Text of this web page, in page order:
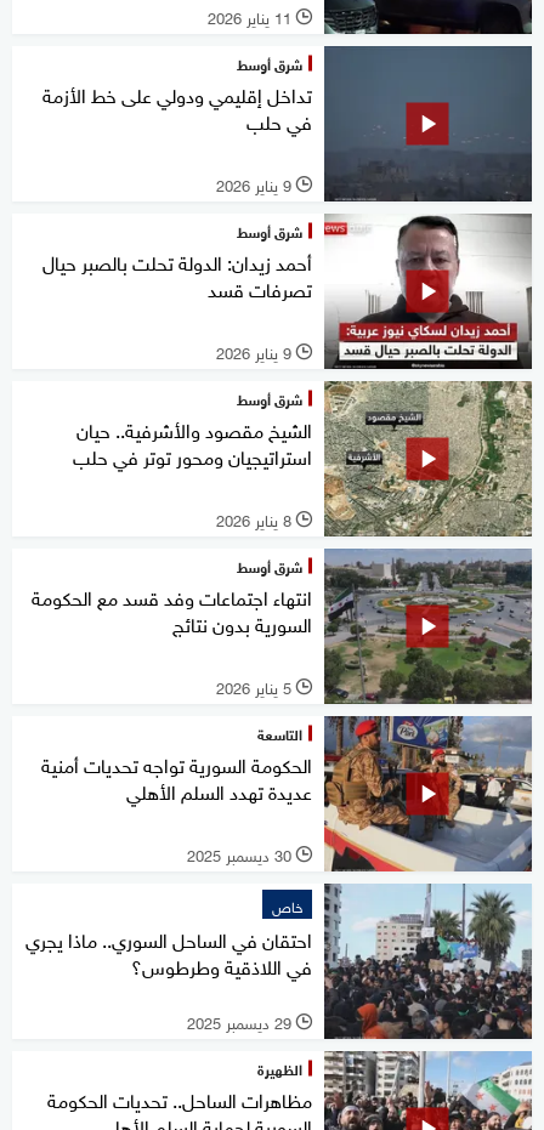
l 11 يناير 2026
شرق أوسط
تداخل إقليمي ودولي على خط الأزمة
في حلب
l 9 يناير 2026
شرق أوسط
أحمد زيدان: الدولة تحلت بالصبر حيال
تصرفات قسد
l 9 يناير 2026
شرق أوسط
الشيخ مقصود والأشرفية.. حيان
استراتيجيان ومحور توتر في حلب
l 8 يناير 2026
شرق أوسط
انتهاء اجتماعات وفد قسد مع الحكومة
السورية بدون نتائج
l 5 يناير 2026
التاسعة
الحكومة السورية تواجه تحديات أمنية
عديدة تهدد السلم الأهلي
l 30 ديسمبر 2025
خاص
احتقان في الساحل السوري.. ماذا يجري
في اللاذقية وطرطوس؟
l 29 ديسمبر 2025
الظهيرة
مظاهرات الساحل.. تحديات الحكومة